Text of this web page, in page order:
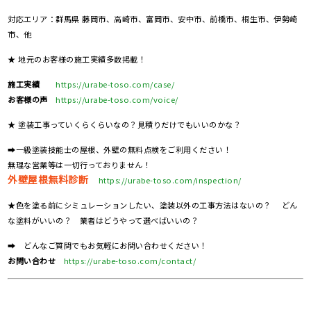
対応エリア：群馬県 藤岡市、高崎市、富岡市、安中市、前橋市、桐生市、伊勢崎
市、他
★ 地元のお客様の施工実績多数掲載！
施工実績
https://urabe-toso.com/case/
お客様の声
https://urabe-toso.com/voice/
★ 塗装工事っていくらくらいなの？見積りだけでもいいのかな？
➡一級塗装技能士の屋根、外壁の無料点検をご利用ください！
無理な営業等は一切行っておりません！
外壁屋根無料診断 https://urabe-toso.com/inspection/
★色を塗る前にシミュレーションしたい、塗装以外の工事方法はないの？ どん
な塗料がいいの？ 業者はどうやって選べばいいの？
➡ どんなご質問でもお気軽にお問い合わせください！
お問い合わせ
https://urabe-toso.com/contact/